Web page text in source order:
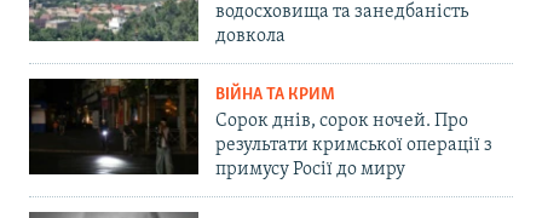
водосховища та занедбаність
довкола
ВІЙНА ТА КРИМ
Сорок днів, сорок ночей. Про
результати кримської операції з
примусу Росії до миру